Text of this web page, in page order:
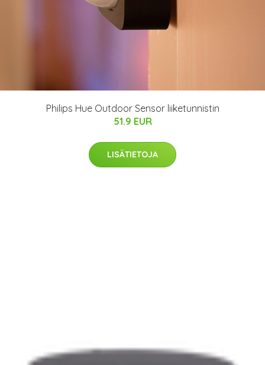
Philips Hue Outdoor Sensor liiketunnistin
51.9 EUR
LISÄTIETOJA